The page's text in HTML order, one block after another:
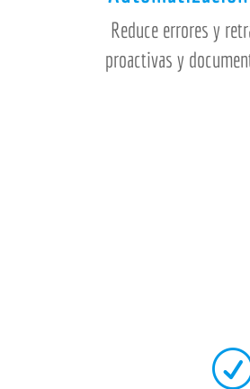
Reduce errores y
proactivas y